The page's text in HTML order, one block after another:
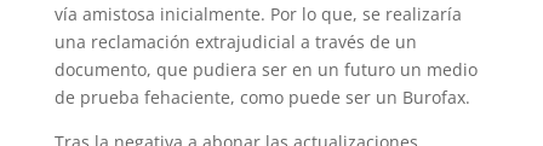
vía amistosa inicialmente. Por lo que, se realizaría
una reclamación extrajudicial a través de un
documento, que pudiera ser en un futuro un medio
de prueba fehaciente, como puede ser un Burofax.
Tras la negativa a abonar las actualizaciones